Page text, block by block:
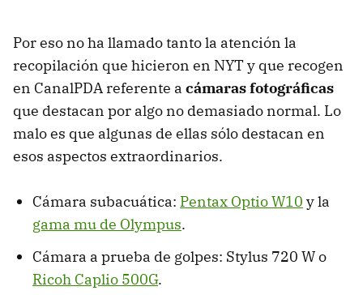
Por eso no ha llamado tanto la atención la
recopilación que hicieron en NYT y que recogen
en CanalPDA referente a cámaras fotográficas
que destacan por algo no demasiado normal. Lo
malo es que algunas de ellas sólo destacan en
esos aspectos extraordinarios.
Cámara subacuática: Pentax Optio W10 y la
gama mu de Olympus.
Cámara a prueba de golpes: Stylus 720 W o
Ricoh Caplio 500G.